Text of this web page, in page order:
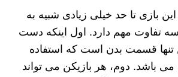
این بازی تا حد خیلی زیادی شبیه به
تفاوت مهم دارد. اول اینکه دست
تنها قسمت بدن است که استفاده
باشد. دوم، هر بازیکن می تواند